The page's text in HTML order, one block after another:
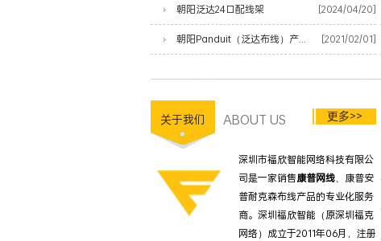
朝阳泛达24口配线架 [2024/04/20]
朝阳Panduit（泛达布线）产品清单 [2021/02/01]
关于我们 ABOUT US 更多>>
深圳市福欣智能网络科技有限公
司是一家销售康普网线、康普安
普耐克森布线产品的专业化服务
商。深圳福欣智能（原深圳福克
网络）成立于2011年06月，注册